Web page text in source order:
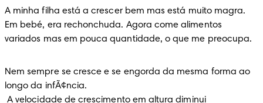
A minha filha está a crescer bem mas está muito magra.
Em bebé, era rechonchuda. Agora come alimentos
variados mas em pouca quantidade, o que me preocupa.
Nem sempre se cresce e se engorda da mesma forma ao
longo da infÃ¢ncia.
A velocidade de crescimento em altura diminui